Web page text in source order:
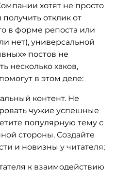
хотят не просто
получить отклик от
в форме репоста или
нет), универсальной
постов не
несколько хаков,
в этом деле:
контент. Не
чужие успешные
популярную тему с
стороны. Создайте
и новизны у читателя;
к взаимодействию